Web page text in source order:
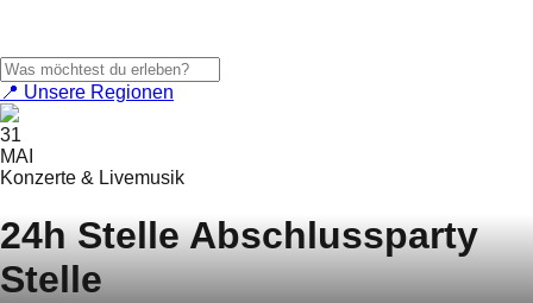
📍 Unsere Regionen
31
MAI
Konzerte & Livemusik
24h Stelle Abschlussparty
Stelle